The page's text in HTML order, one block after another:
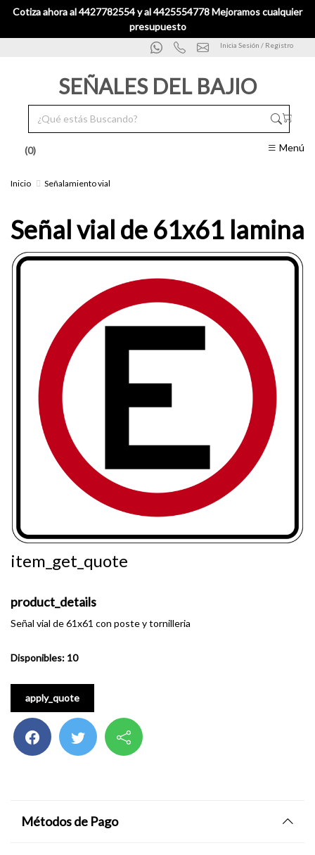
Cotiza ahora al 4427782554 y al 4425554778 Mejoramos cualquier
presupuesto
Inicia Sesión / Registro
SEÑALES DEL BAJIO
Menú
(0)
Inicio Señalamiento vial
Señal vial de 61x61 lamina
item_get_quote
product_details
Señal vial de 61x61 con poste y tornilleria
Disponibles: 10
apply_quote
Métodos de Pago